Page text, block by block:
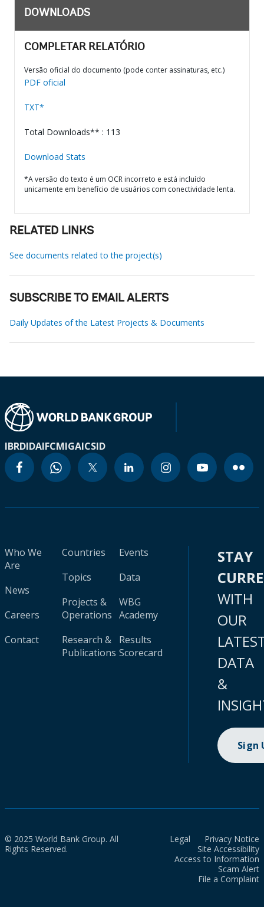
DOWNLOADS
COMPLETAR RELATÓRIO
Versão oficial do documento (pode conter assinaturas, etc.)
PDF oficial
TXT*
Total Downloads** : 113
Download Stats
*A versão do texto é um OCR incorreto e está incluído
unicamente em benefício de usuários com conectividade lenta.
RELATED LINKS
See documents related to the project(s)
SUBSCRIBE TO EMAIL ALERTS
Daily Updates of the Latest Projects & Documents
IBRDIDAIFCMIGAICSID
Who We
Are
News
Careers
Contact
Countries
Topics
Projects &
Operations
Research &
Publications
Events
Data
WBG
Academy
Results
Scorecard
STAY
WITH
OUR
DATA
&
Sign
© 2025 World Bank Group. All
Rights Reserved.
Legal
Privacy Notice
Site Accessibility
Access to Information
Scam Alert
File a Complaint